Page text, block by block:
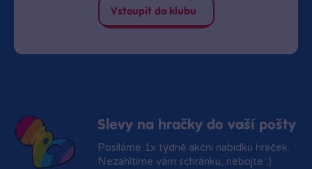
Vstoupit do klubu
Slevy na hračky do vaší pošty
Posíláme 1x týdně akční nabídku hraček.
Nezahltíme vám schránku, nebojte :)